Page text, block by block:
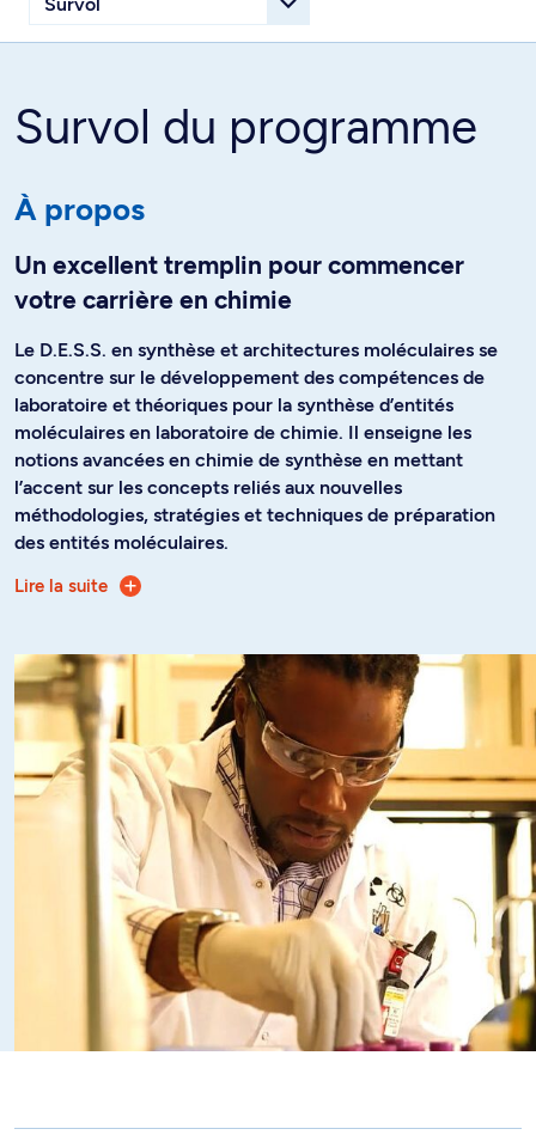
Survol du programme
À propos
Un excellent tremplin pour commencer
votre carrière en chimie
Le D.E.S.S. en synthèse et architectures moléculaires se
concentre sur le développement des compétences de
laboratoire et théoriques pour la synthèse d’entités
moléculaires en laboratoire de chimie. Il enseigne les
notions avancées en chimie de synthèse en mettant
l’accent sur les concepts reliés aux nouvelles
méthodologies, stratégies et techniques de préparation
des entités moléculaires.
L’offre de cours dans le D.E.S.S. en synthèse et
de complexes inorganiques ou encore en synthèse de
structures macromoléculaires. Vous recevrez également
une solide formation en laboratoire en synthèse, que vous
mettrez en pratique lors d’un stage dans un laboratoire
gouvernemental ou privé.
Ce D.E.S.S. vise à faire le pont entre la formation au
baccalauréat en chimie et les besoins importants de
l’industrie chimique pour des postes ne nécessitant pas de
formation en recherche. La formation se démarque des
programmes de 1
et de 2ecycles en chimie par l'accent
mis sur la combinaison du renforcement des habiletés
pratiques développées en laboratoire pour la synthèse de
molécules et le renforcement des connaissances
théoriques sur les différentes méthodologies de synthèse
Lire la suite